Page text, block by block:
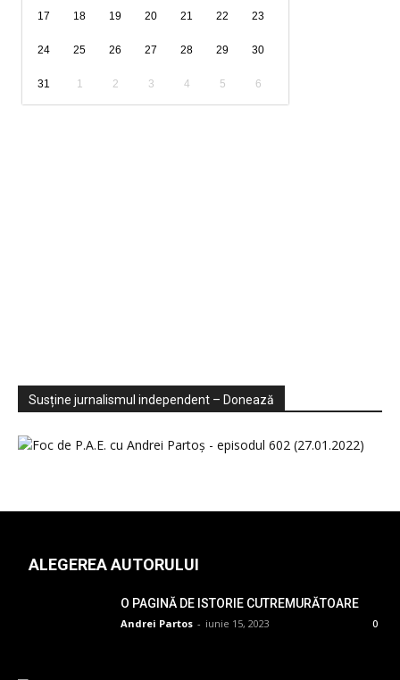
17 18 19 20 21 22 23
24 25 26 27 28 29 30
31 1 2 3 4 5 6
Sondaje
Video
Susține jurnalismul independent – Donează
ALEGEREA AUTORULUI
O PAGINĂ DE ISTORIE CUTREMURĂTOARE
Andrei Partos - iunie 15, 2023 0